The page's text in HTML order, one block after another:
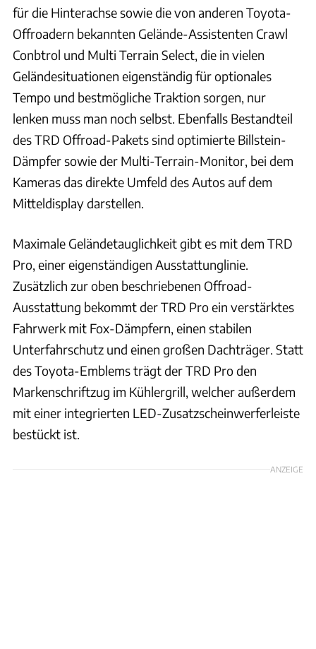
für die Hinterachse sowie die von anderen Toyota-
Offroadern bekannten Gelände-Assistenten Crawl
Conbtrol und Multi Terrain Select, die in vielen
Geländesituationen eigenständig für optionales
Tempo und bestmögliche Traktion sorgen, nur
lenken muss man noch selbst. Ebenfalls Bestandteil
des TRD Offroad-Pakets sind optimierte Billstein-
Dämpfer sowie der Multi-Terrain-Monitor, bei dem
Kameras das direkte Umfeld des Autos auf dem
Mitteldisplay darstellen.
Maximale Geländetauglichkeit gibt es mit dem TRD
Pro, einer eigenständigen Ausstattunglinie.
Zusätzlich zur oben beschriebenen Offroad-
Ausstattung bekommt der TRD Pro ein verstärktes
Fahrwerk mit Fox-Dämpfern, einen stabilen
Unterfahrschutz und einen großen Dachträger. Statt
des Toyota-Emblems trägt der TRD Pro den
Markenschriftzug im Kühlergrill, welcher außerdem
mit einer integrierten LED-Zusatzscheinwerferleiste
bestückt ist.
ANZEIGE